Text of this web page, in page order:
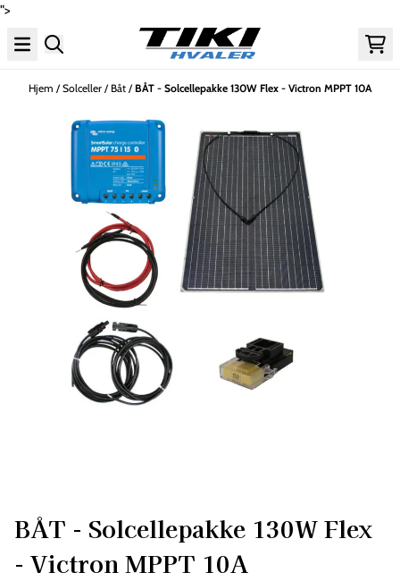
">
Hopp til innhold
Hjem / Solceller / Båt / BÅT - Solcellepakke 130W Flex - Victron MPPT 10A
BÅT - Solcellepakke 130W Flex
- Victron MPPT 10A